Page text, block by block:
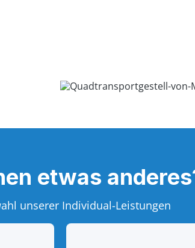
etwas
unserer Individual-Leistungen